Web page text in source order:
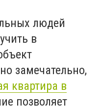
людей
в
замечательно,
квартира в
позволяет